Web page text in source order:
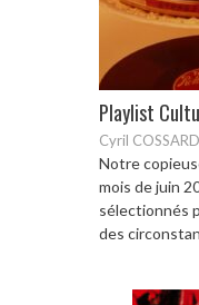
Playlist
Cyril
Notre
mois de juin
sélectionnés
des